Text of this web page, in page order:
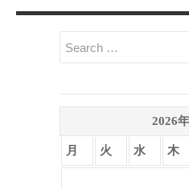
2026
月 火 水 木